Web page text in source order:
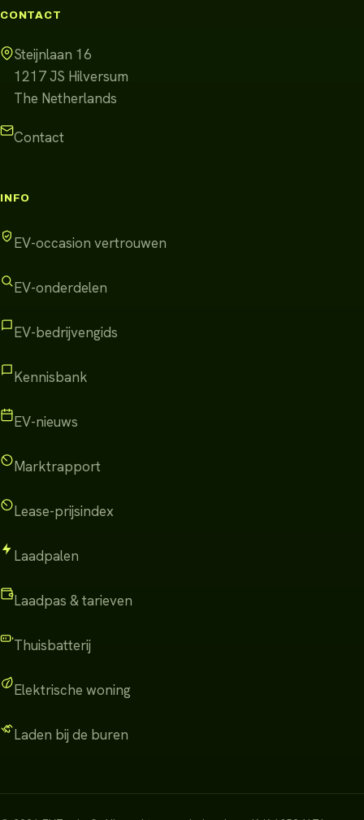
CONTACT
Steijnlaan 16
1217 JS Hilversum
The Netherlands
Contact
INFO
EV-occasion vertrouwen
EV-onderdelen
EV-bedrijvengids
Kennisbank
EV-nieuws
Marktrapport
Lease-prijsindex
Laadpalen
Laadpas & tarieven
Thuisbatterij
Elektrische woning
Laden bij de buren